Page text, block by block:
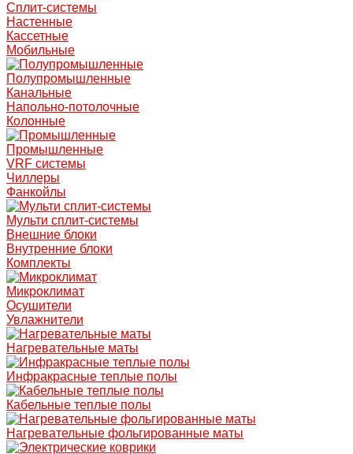
Сплит-системы
Настенные
Кассетные
Мобильные
Полупромышленные
Канальные
Напольно-потолочные
Колонные
Промышленные
VRF системы
Чиллеры
Фанкойлы
Мульти сплит-системы
Внешние блоки
Внутренние блоки
Комплекты
Микроклимат
Осушители
Увлажнители
Нагревательные маты
Инфракрасные теплые полы
Кабельные теплые полы
Нагревательные фольгированные маты